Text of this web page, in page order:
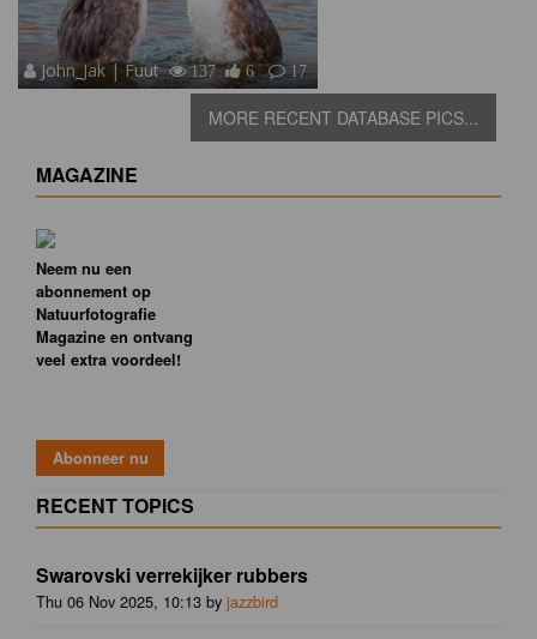
John_Jak | Fuut 137 6 17
MORE RECENT DATABASE PICS...
MAGAZINE
Neem nu een
abonnement op
Natuurfotografie
Magazine en ontvang
veel extra voordeel!
RECENT TOPICS
Swarovski verrekijker rubbers
Thu 06 Nov 2025, 10:13 by jazzbird